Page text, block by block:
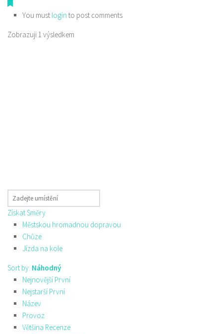
You must login to post comments
Zobrazuji 1 výsledkem
Získat Směry
Městskou hromadnou dopravou
Chůze
Jízda na kole
Sort by: Náhodný
Nejnovější První
Nejstarší První
Název
Provoz
Většina Recenze